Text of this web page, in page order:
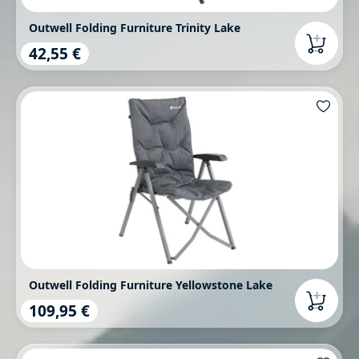
Outwell Folding Furniture Trinity Lake
Regulärer Preis:
42,55 €
Outwell Folding Furniture Yellowstone Lake
Regulärer Preis:
109,95 €